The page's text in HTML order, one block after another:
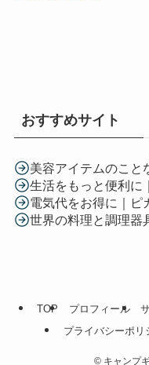
おすすめサイト
美容アイテムのこと
生活をもっと便利に
電気代をお得に｜ピ
世界の料理と調理器
TOP プロフィール
プライバシーポリ
© キャンプ